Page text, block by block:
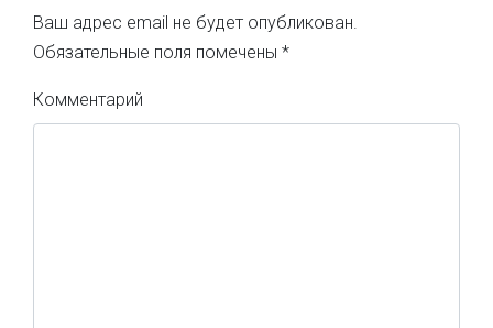
Ваш адрес email не будет опубликован.
Обязательные поля помечены *
Комментарий